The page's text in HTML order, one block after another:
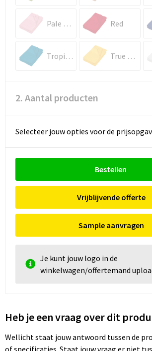
Pale Pink Red
Tropical Blue True Yellow
2. Aantal producten
Selecteer jouw opties voor de
Bestellen
Vrijblijvende offerte
Sample aanvragen
Je kunt jouw logo in de
winkelwagen/offertemand
Heb je een vraag over dit
Wellicht staat jouw antwoord tussen de
of specificaties. Staat jouw vraag er niet